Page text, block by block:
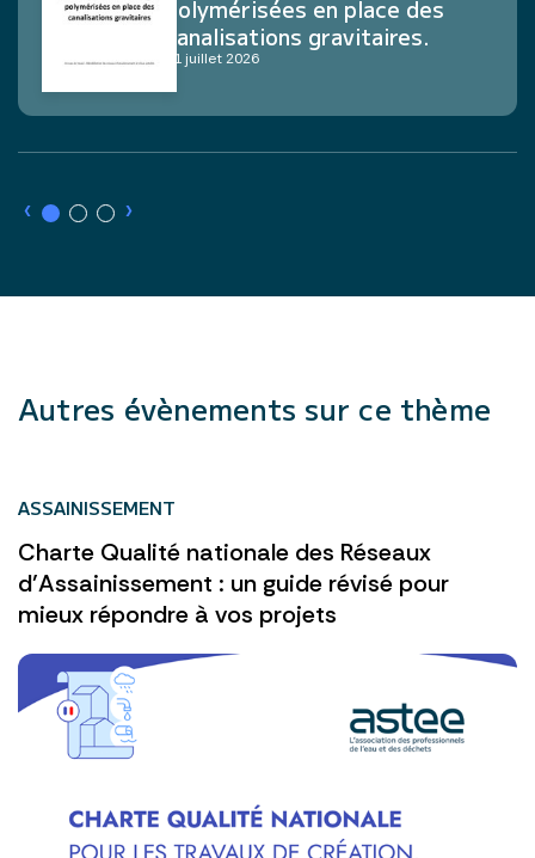
polymérisées en place des
canalisations gravitaires.
21 juillet 2026
› ›
Autres évènements sur ce thème
ASSAINISSEMENT
Charte Qualité nationale des Réseaux
d’Assainissement : un guide révisé pour
mieux répondre à vos projets